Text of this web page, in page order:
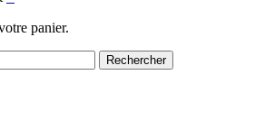
panier.
Rechercher